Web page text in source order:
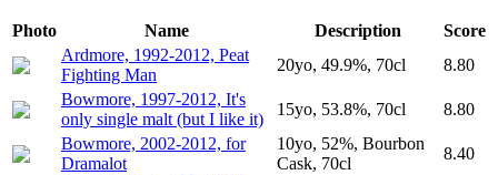
Photo Name Description
Score
Ardmore, 1992-2012, Peat
Fighting Man
20yo, 49.9%, 70cl
8.80
Bowmore, 1997-2012, It's
only single malt (but I like it)
15yo, 53.8%, 70cl
8.80
Bowmore, 2002-2012, for
Dramalot
10yo, 52%, Bourbon
Cask, 70cl
8.40